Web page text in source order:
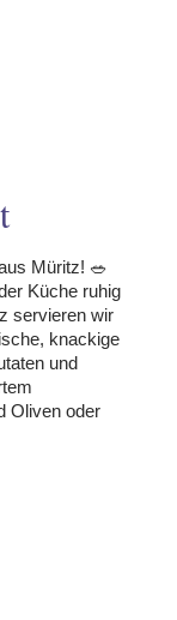
Müritz! 🥗
Küche ruhig
servieren wir
knackige
und
Oliven oder